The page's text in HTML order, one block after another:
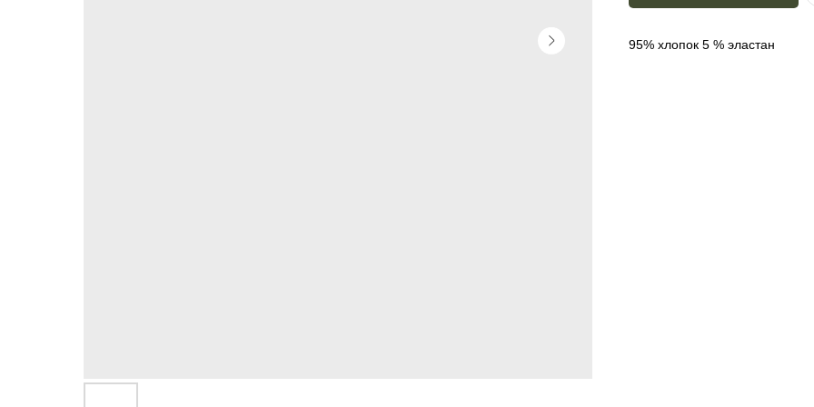
95% хлопок 5 % эластан